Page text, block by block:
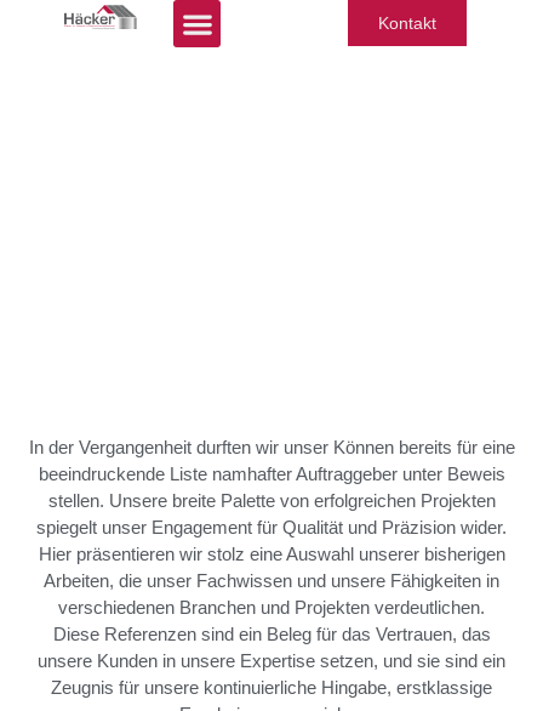
Kontakt
In der Vergangenheit durften wir unser Können bereits für eine
beeindruckende Liste namhafter Auftraggeber unter Beweis
stellen. Unsere breite Palette von erfolgreichen Projekten
spiegelt unser Engagement für Qualität und Präzision wider.
Hier präsentieren wir stolz eine Auswahl unserer bisherigen
Arbeiten, die unser Fachwissen und unsere Fähigkeiten in
verschiedenen Branchen und Projekten verdeutlichen.
Diese Referenzen sind ein Beleg für das Vertrauen, das
unsere Kunden in unsere Expertise setzen, und sie sind ein
Zeugnis für unsere kontinuierliche Hingabe, erstklassige